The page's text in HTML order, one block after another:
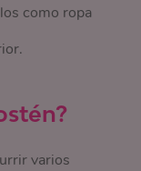
como ropa
varios